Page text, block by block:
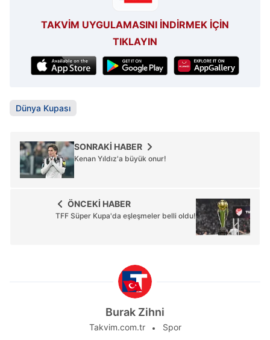
kullanılmaktadır. Diğer çerezler, sitemizin daha işlevsel
kılınması ve kişiselleştirilmesi ve sizlere yönelik
reklam/pazarlama faaliyetlerinin yapılması, amaçlarıyla
sınırlı olarak açık rızanız dahilinde kullanılacaktır.
Çerezlere ilişkin tercihlerinizi aşağıda yer alan panel
vasıtasıyla belirleyebilirsiniz. Çerezlere ilişkin detaylı bilgi
Metnimiziziyaret edebilirsiniz.
6698 sayılı Kişisel Verilerin Korunması Kanunu uyarınca
ilgili mevzuata uygun olarak kullanılan çerezlerle ilgili bilgi
almak için lütfentıklayınız .
TAKVİM UYGULAMASINI İNDİRMEK İÇİN
TIKLAYIN
Dünya Kupası
SONRAKİ HABER
Kenan Yıldız'a büyük onur!
ÖNCEKİ HABER
TFF Süper Kupa'da eşleşmeler belli oldu!
Burak Zihni
Takvim.com.tr Spor